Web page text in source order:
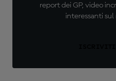
report dei GP, video
interessanti